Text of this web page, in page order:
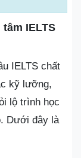
IELTS
IELTS chất
kỹ lưỡng,
lộ trình học
Dưới đây là